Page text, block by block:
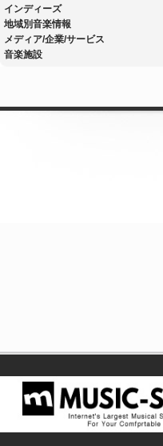
インディーズ
地域別音楽情報
メディア/企業/サービス
音楽施設